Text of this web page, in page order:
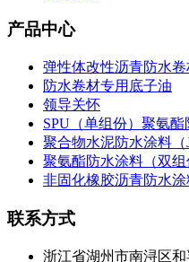
产品中心
弹性体改性沥青防水卷
防水卷材专用底子油
领导关怀
SPU（单组份）聚氨
聚合物水泥防水涂料（
聚氨酯防水涂料（双组
非固化橡胶沥青防水涂
联系方式
浙江省湖州市南浔区